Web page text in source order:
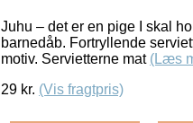
Juhu – det er en pige I skal
barnedåb. Fortryllende
motiv. Servietterne mat (Læs
29 kr. (Vis fragtpris)